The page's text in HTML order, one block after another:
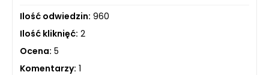
Ilość odwiedzin: 960
Ilość kliknięć: 2
Ocena: 5
Komentarzy: 1